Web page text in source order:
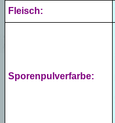
Fleisch:
Sporenpulverfarbe: